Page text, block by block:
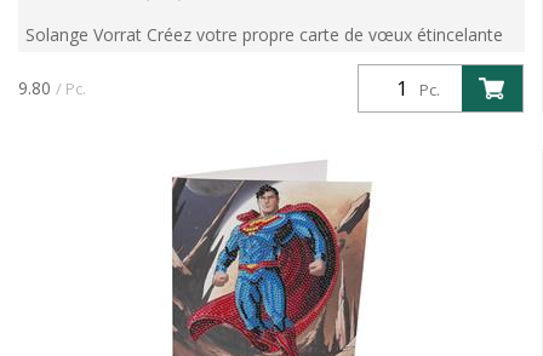
Solange Vorrat Créez votre propre carte de vœux étincelante
Le jeu de cartes comprend : - Carte avec gabarit adhésif -
enveloppe - sacs pré-triés avec cristaux - stylo à ...
Pc.
9.80 / Pc.